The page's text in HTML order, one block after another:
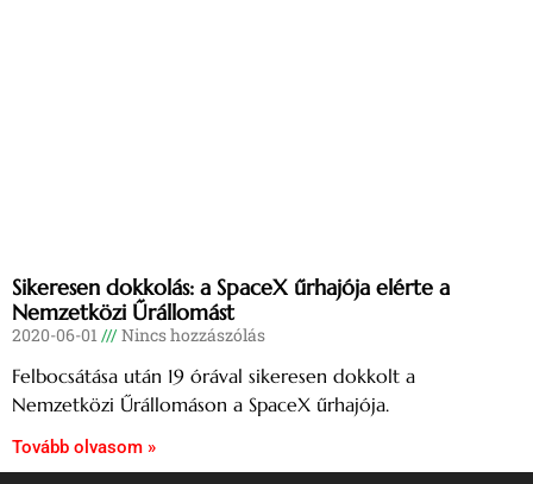
Sikeresen dokkolás: a SpaceX űrhajója elérte a
Nemzetközi Űrállomást
2020-06-01 Nincs hozzászólás
Felbocsátása után 19 órával sikeresen dokkolt a
Nemzetközi Űrállomáson a SpaceX űrhajója.
Tovább olvasom »